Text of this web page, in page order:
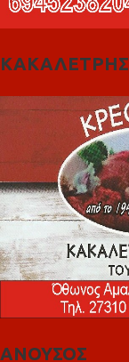
ΚΑΚΑΛΕΤΡΗΣ
ΑΝΟΥΣΟΣ